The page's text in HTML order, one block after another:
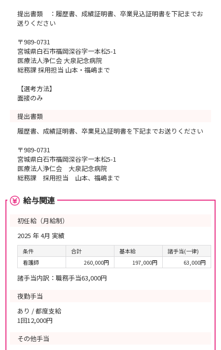
提出書類 ：履歴書、成績証明書、卒業見込証明書を下記までお
送りください
〒989-0731
宮城県白石市福岡深谷字一本松5-1
医療法人浄仁会 大泉記念病院
総務課 採用担当 山本・福嶋まで
【選考方法】
面接のみ
提出書類
履歴書、成績証明書、卒業見込証明書を下記までお送りください
〒989-0731
宮城県白石市福岡深谷字一本松5-1
医療法人浄仁会 大泉記念病院
総務課 採用担当 山本、福嶋まで
給与関連
初任給（月給制）
2025 年 4月 実績
条件 合計 基本給
諸手当(一律)
看護師
260,000円 197,000円 63,000円
諸手当内訳：職務手当63,000円
夜勤手当
あり / 都度支給
1回12,000円
その他手当